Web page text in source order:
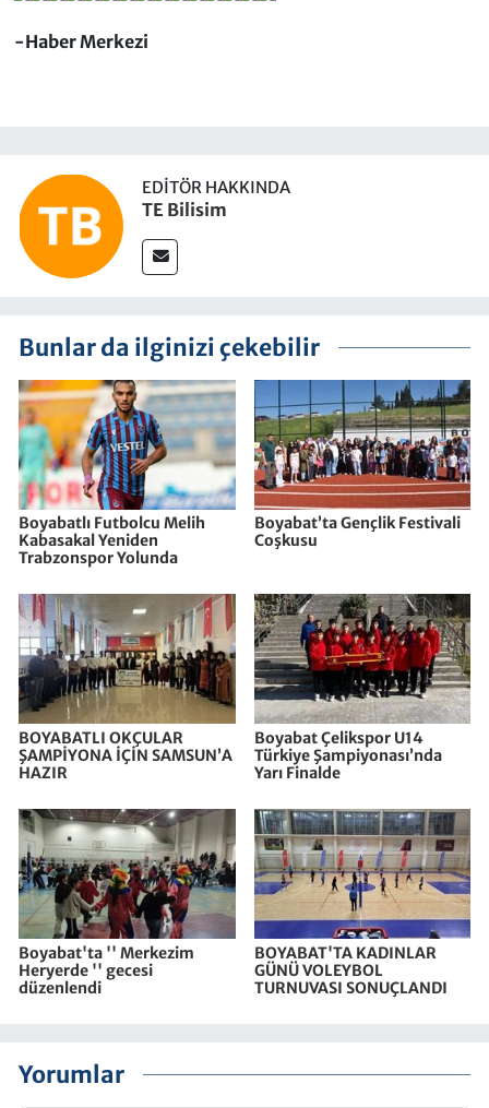
-Haber Merkezi
EDITÖR HAKKINDA
TE Bilisim
Bunlar da ilginizi çekebilir
Boyabatlı Futbolcu Melih
Kabasakal Yeniden
Trabzonspor Yolunda
Boyabat’ta Gençlik Festivali
Coşkusu
BOYABATLI OKÇULAR
ŞAMPİYONA İÇİN SAMSUN’A
HAZIR
Boyabat Çelikspor U14
Türkiye Şampiyonası’nda
Yarı Finalde
Boyabat'ta '' Merkezim
Heryerde '' gecesi
düzenlendi
BOYABAT'TA KADINLAR
GÜNÜ VOLEYBOL
TURNUVASI SONUÇLANDI
Yorumlar